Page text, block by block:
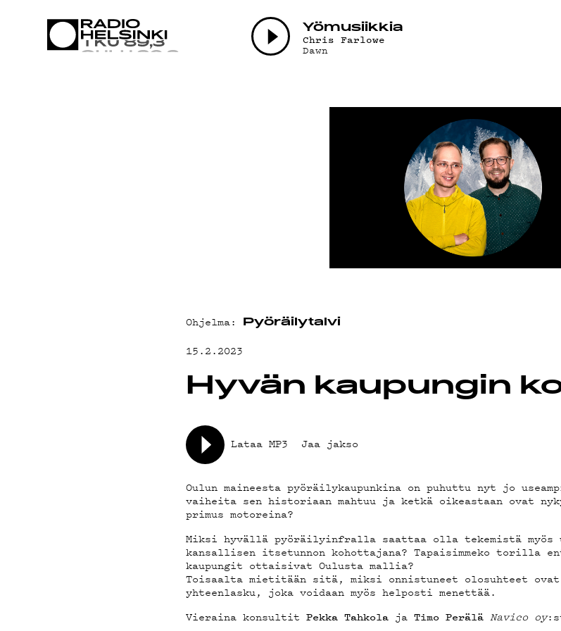
Yö­mu­siik­kia
Chris Farlowe
Dawn
AJANKOHTAISTA
MAINOSTA
YHTEYSTIEDOT
G LIVELAB
YSTÄVÄKLUBI
TIETOSUOJA
Ohjelma: Pyöräilytalvi
15.2.2023
Hyvän kaupungin
Lataa MP3 Jaa jakso
Oulun maineesta pyöräilykaupunkina on puhuttu nyt jo
vaiheita sen historiaan mahtuu ja ketkä oikeastaan ovat
primus motoreina?
Miksi hyvällä pyöräilyinfralla saattaa olla tekemistä myös
kansallisen itsetunnon kohottajana? Tapaisimmeko torilla
kaupungit ottaisivat Oulusta mallia?
Toisaalta mietitään sitä, miksi onnistuneet olosuhteet ovat
yhteenlasku, joka voidaan myös helposti menettää.
Vieraina konsultitPekka Tahkola jaTimo Perälä Navico oy